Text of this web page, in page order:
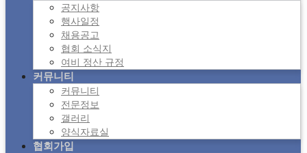
공지사항
행사일정
채용공고
협회 소식지
여비 정산 규정
커뮤니티
커뮤니티
전문정보
갤러리
양식자료실
협회가입